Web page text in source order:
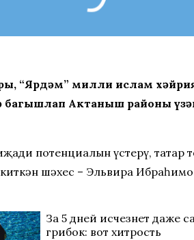
“Ярдәм” милли ислам
багышлап Актаныш районы
потенциалын үстерү, татар
шәхес – Эльвира
За 5 дней исчезнет даже
грибок: вот хитрость